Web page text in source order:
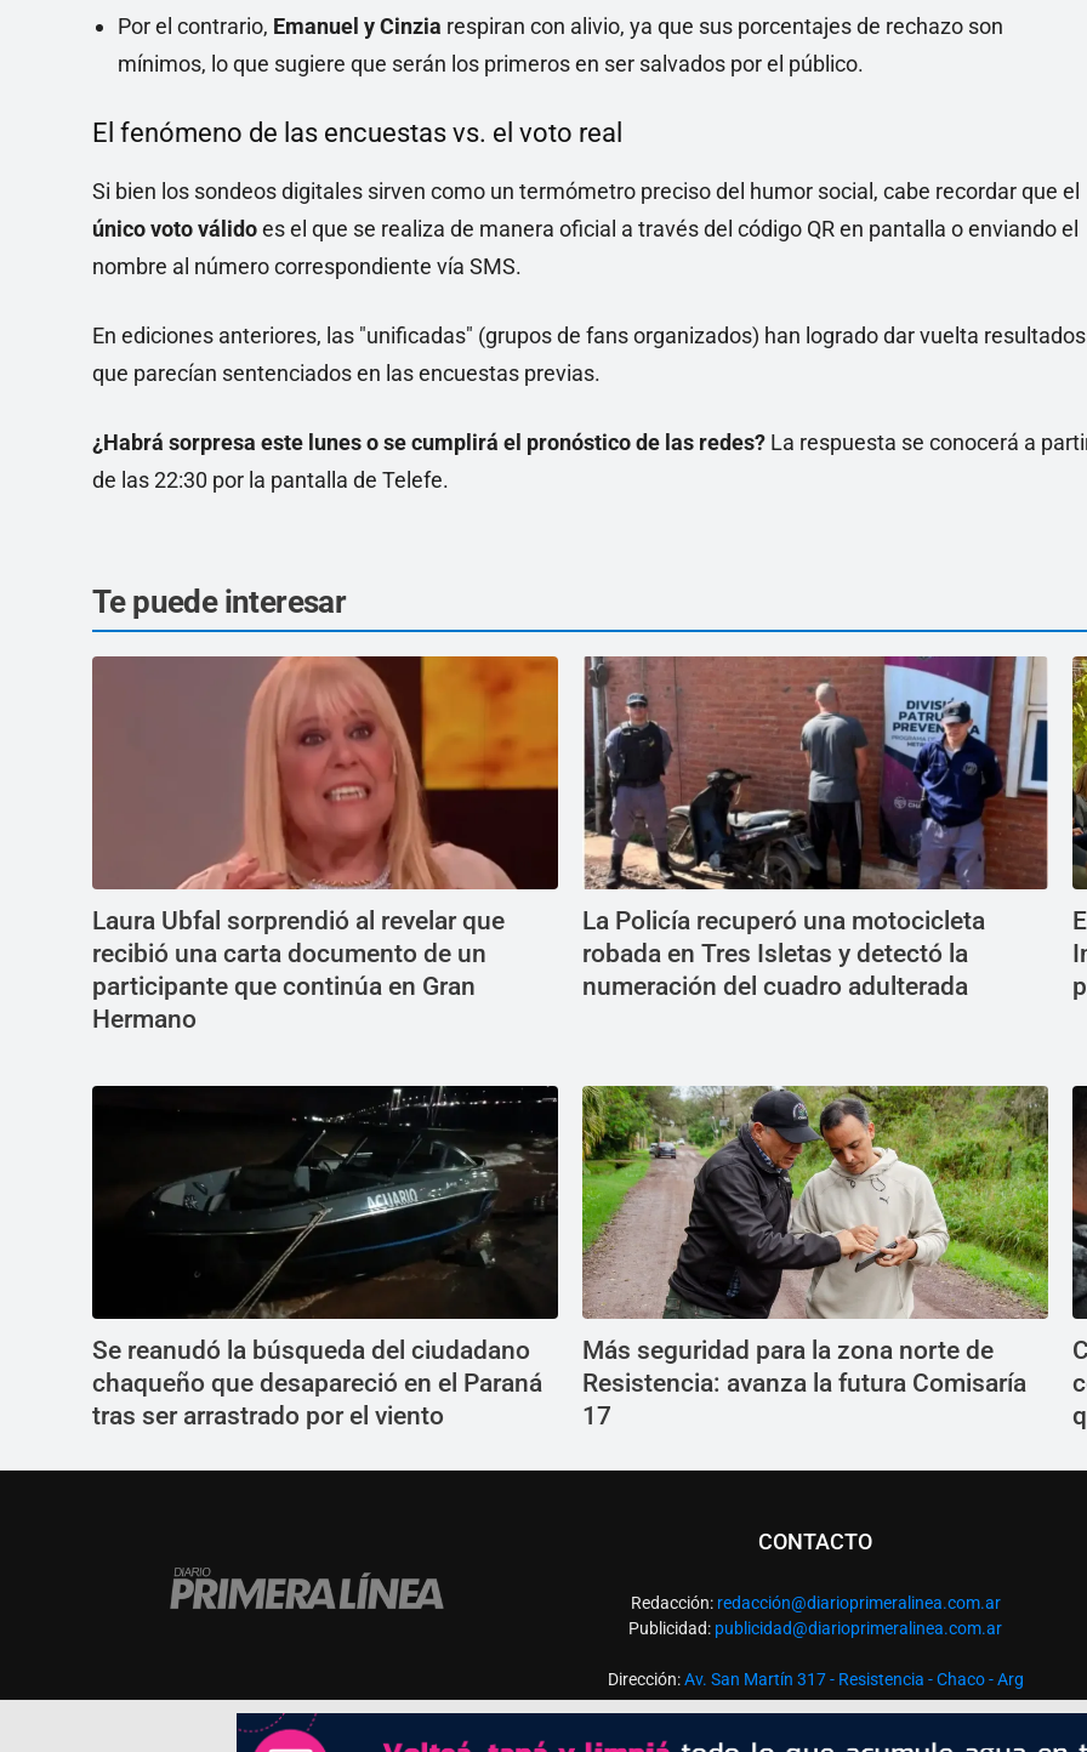
Por el contrario, Emanuel y Cinzia respiran con alivio, ya que sus porcentajes de rechazo son
mínimos, lo que sugiere que serán los primeros en ser salvados por el público.
El fenómeno de las encuestas vs. el voto real
Si bien los sondeos digitales sirven como un termómetro preciso del humor social, cabe recordar que el
único voto válidoes el que se realiza de manera oficial a través del código QR en pantalla o enviando el
nombre al número correspondiente vía SMS.
En ediciones anteriores, las "unificadas" (grupos de fans organizados) han logrado dar vuelta resultados
que parecían sentenciados en las encuestas previas.
¿Habrá sorpresa este lunes o se cumplirá el pronóstico de las redes? La respuesta se conocerá a
de las 22:30 por la pantalla de Telefe.
Te puede interesar
Laura Ubfal sorprendió al revelar que
recibió una carta documento de un
participante que continúa en Gran
Hermano
La Policía recuperó una motocicleta
robada en Tres Isletas y detectó la
numeración del cuadro adulterada
Se reanudó la búsqueda del ciudadano
chaqueño que desapareció en el Paraná
tras ser arrastrado por el viento
Más seguridad para la zona norte de
Resistencia: avanza la futura Comisaría
17
CONTACTO
Redacción: redacción@diarioprimeralinea.com.ar
Publicidad: publicidad@diarioprimeralinea.com.ar
Dirección:Av. San Martín 317 - Resistencia - Chaco - Arg